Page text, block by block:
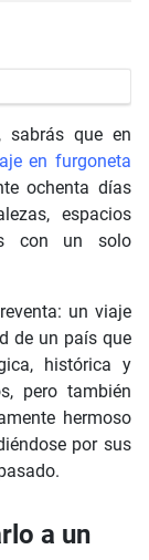
que en
en furgoneta
ochenta días
espacios
con un solo
un viaje
de un país que
histórica y
pero también
hermoso
por sus
a un